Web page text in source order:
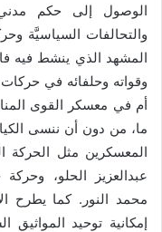
الوصول إلى حكم
والتحالفات السياسيَّة
المشهد الذي ينشط فيه
وقواته وحلفائه في
أم في معسكر القوى
ما، من دون أن ننسى
المعسكرين مثل الحركة
عبدالعزيز الحلو،
محمد النور. كما يطرح
إمكانية توحيد